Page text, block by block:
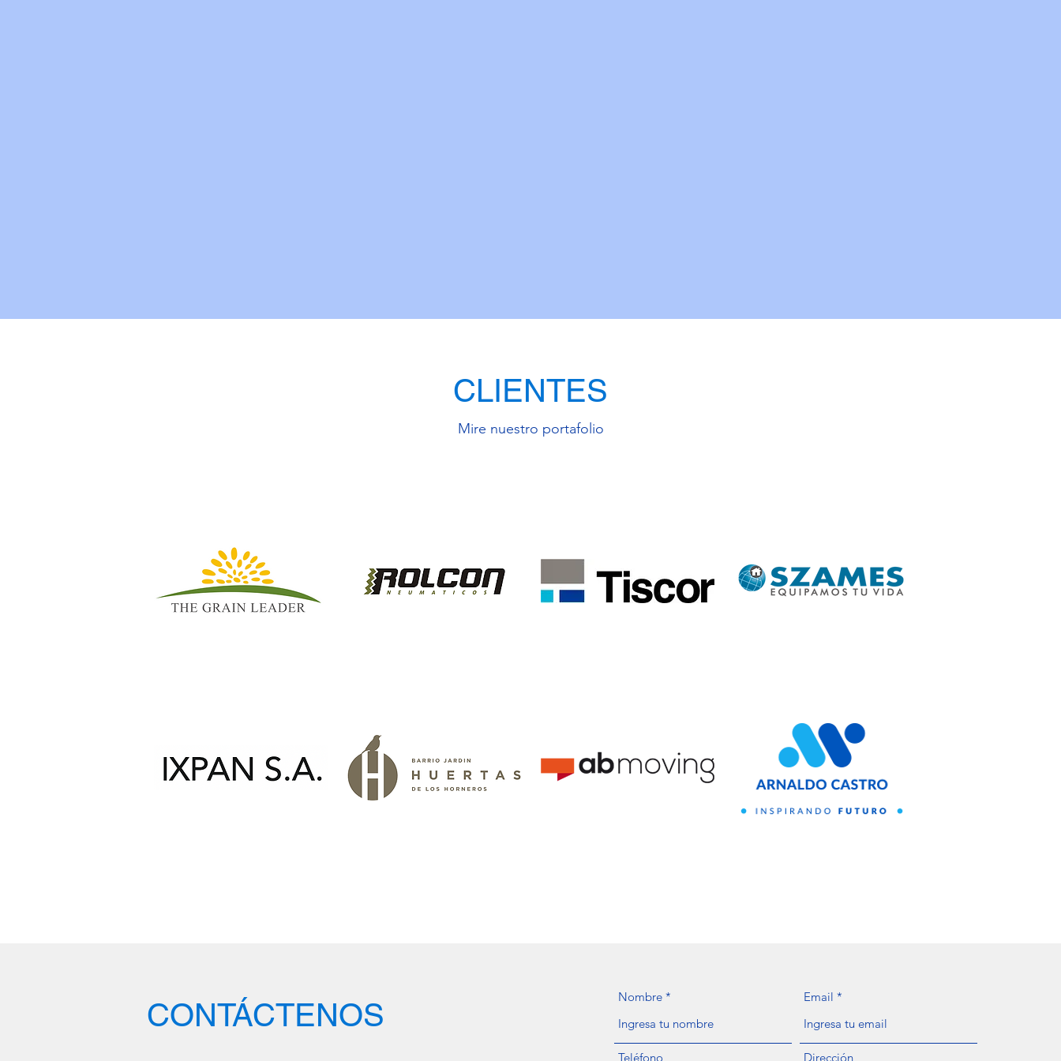
CLIENTES
Mire nuestro portafolio
CONTÁCTENOS
Nombre Email
Teléfono Dirección